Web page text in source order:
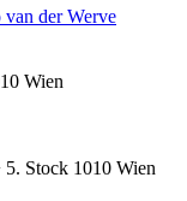
der Werve
Wien
Stock 1010 Wien